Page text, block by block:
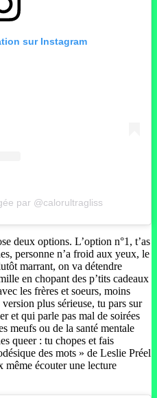
sur Instagram
par @calorultragliss
deux options. L’option n°1, t’as
personne n’a froid aux yeux, le
marrant, on va détendre
en chopant des p’tits cadeaux
les frères et soeurs, moins
plus sérieuse, tu pars sur
et qui parle pas mal de soirées
meufs ou de la santé mentale
queer : tu chopes et fais
des mots » de Leslie Préel
écouter une lecture